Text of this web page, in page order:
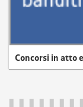
Concorsi in atto